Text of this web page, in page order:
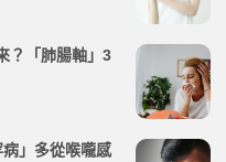
？「肺腸軸」3
」多從喉嚨感